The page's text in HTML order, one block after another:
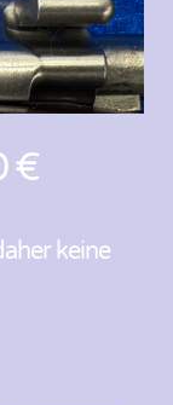
€
keine